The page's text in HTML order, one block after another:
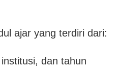
ajar yang terdiri dari:
dan tahun